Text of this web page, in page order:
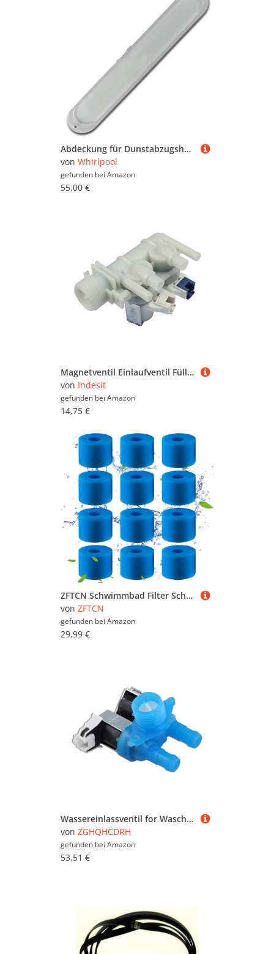
Abdeckung für Dunstabzugshaube 48200000881, 49027175 für Dunstabzugshaube 48200000881, 49027175 WHIRLPOOL
von Whirlpool
gefunden bei Amazon
55,00 €
Magnetventil Einlaufventil Füllventil 2fach 180° 10,5mmØ Waschmaschine Original Ariston Indesit Hotpoint Scholtès C00110333 Whirlpool Bauknecht 482000022813
von Indesit
gefunden bei Amazon
14,75 €
ZFTCN Schwimmbad Filter Schaum Schwamm, Filterschwamm für Intex Typ S1, für Whirlpool-Filter, wiederverwendbarer und waschbarer Schwammfilter, Filterschwamm Typ S1 Filter (12pcs)
von ZFTCN
gefunden bei Amazon
29,99 €
Wassereinlassventil for Waschmaschine, W10212596, Ersatz, 120 V AC, 50 Hz, Wassereinlass-Magnetventil, kompatibel mit Whirlpool
von ZGHQHCDRH
gefunden bei Amazon
53,51 €